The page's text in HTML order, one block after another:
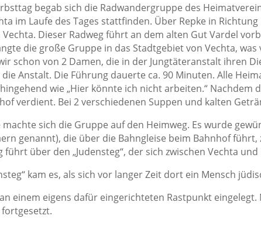
begab sich die Radwandergruppe des
im Laufe des Tages stattfinden. Über Repke in
Dieser Radweg führt an dem alten Gut Vardel
die große Gruppe in das Stadtgebiet von Vechta,
schon von 2 Damen, die in der Jungtäteranstalt ihren
Anstalt. Die Führung dauerte ca. 90 Minuten. Alle
wie „Hier könnte ich nicht arbeiten.“ Nachdem
verdient. Bei 2 verschiedenen Suppen und kalten
sich die Gruppe auf den Heimweg. Es wurde
genannt), die über die Bahngleise beim Bahnhof
führt über den „Judensteg“, der sich zwischen Vechta
kam es, als sich vor langer Zeit dort ein Mensch
einem eigens dafür eingerichteten Rastpunkt